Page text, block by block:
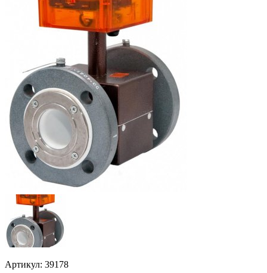
Артикул: 39178